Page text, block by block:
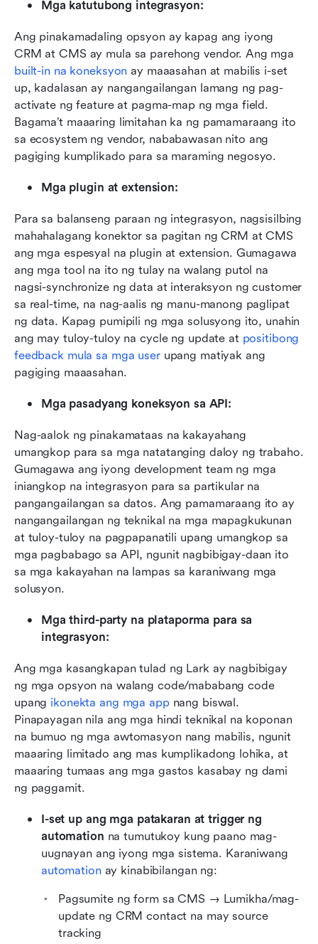
Mga katutubong integrasyon:
Ang pinakamadaling opsyon ay kapag ang iyong
built-in na koneksyon ay maaasahan at mabilis i-set
up, kadalasan ay nangangailangan lamang ng pag-
activate ng feature at pagma-map ng mga field.
Bagama’t maaaring limitahan ka ng pamamaraang ito
sa ecosystem ng vendor, nababawasan nito ang
pagiging kumplikado para sa maraming negosyo.
Mga plugin at extension:
Para sa balanseng paraan ng integrasyon, nagsisilbing
mahahalagang konektor sa pagitan ng CRM at CMS
ang mga espesyal na plugin at extension. Gumagawa
ang mga tool na ito ng tulay na walang putol na
nagsi-synchronize ng data at interaksyon ng customer
sa real-time, na nag-aalis ng manu-manong paglipat
ng data. Kapag pumipili ng mga solusyong ito, unahin
ang may tuloy-tuloy na cycle ng update at positibong
feedback mula sa mga user upang matiyak ang
pagiging maaasahan.
Mga pasadyang koneksyon sa API:
Nag-aalok ng pinakamataas na kakayahang
umangkop para sa mga natatanging daloy ng trabaho.
Gumagawa ang iyong development team ng mga
iniangkop na integrasyon para sa partikular na
pangangailangan sa datos. Ang pamamaraang ito ay
nangangailangan ng teknikal na mga mapagkukunan
at tuloy-tuloy na pagpapanatili upang umangkop sa
mga pagbabago sa API, ngunit nagbibigay-daan ito
sa mga kakayahan na lampas sa karaniwang mga
solusyon.
Mga third-party na plataporma para sa
integrasyon:
Ang mga kasangkapan tulad ng Lark ay nagbibigay
ng mga opsyon na walang code/mababang code
upang ikonekta ang mga app nang biswal.
Pinapayagan nila ang mga hindi teknikal na koponan
na bumuo ng mga awtomasyon nang mabilis, ngunit
maaaring limitado ang mas kumplikadong lohika, at
maaaring tumaas ang mga gastos kasabay ng dami
ng paggamit.
I-set up ang mga patakaran at trigger ng
automation na tumutukoy kung paano mag-
automation ay kinabibilangan ng:
Pagsumite ng form sa CMS → Lumikha/mag-
update ng CRM contact na may source
tracking